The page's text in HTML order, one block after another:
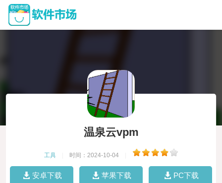
温泉云vpm
工具 时间：2024-10-04
安卓下载 苹果下载 PC下载